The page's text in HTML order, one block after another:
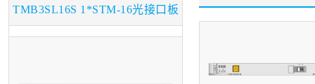
TMB3SL16S 1*STM-16光接口板